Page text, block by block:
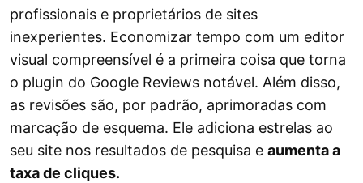
profissionais e proprietários de sites
inexperientes. Economizar tempo com um editor
visual compreensível é a primeira coisa que torna
o plugin do Google Reviews notável. Além disso,
as revisões são, por padrão, aprimoradas com
marcação de esquema. Ele adiciona estrelas ao
seu site nos resultados de pesquisa e aumenta a
taxa de cliques.